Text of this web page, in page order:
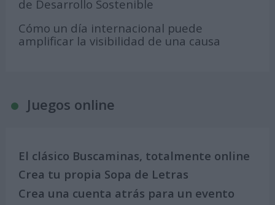
de Desarrollo Sostenible
Cómo un día internacional puede
amplificar la visibilidad de una causa
Juegos online
El clásico Buscaminas, totalmente online
Crea tu propia Sopa de Letras
Crea una cuenta atrás para un evento